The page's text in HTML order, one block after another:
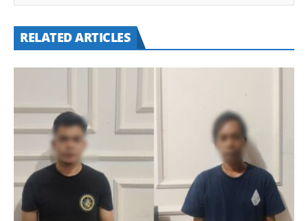
RELATED ARTICLES